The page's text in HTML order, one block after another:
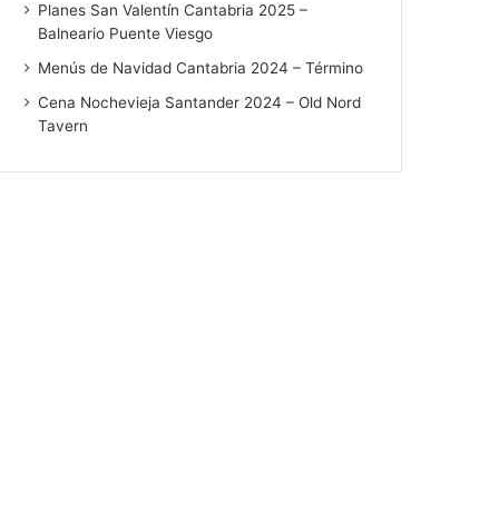
Planes San Valentín Cantabria 2025 –
Balneario Puente Viesgo
Menús de Navidad Cantabria 2024 – Término
Cena Nochevieja Santander 2024 – Old Nord
Tavern